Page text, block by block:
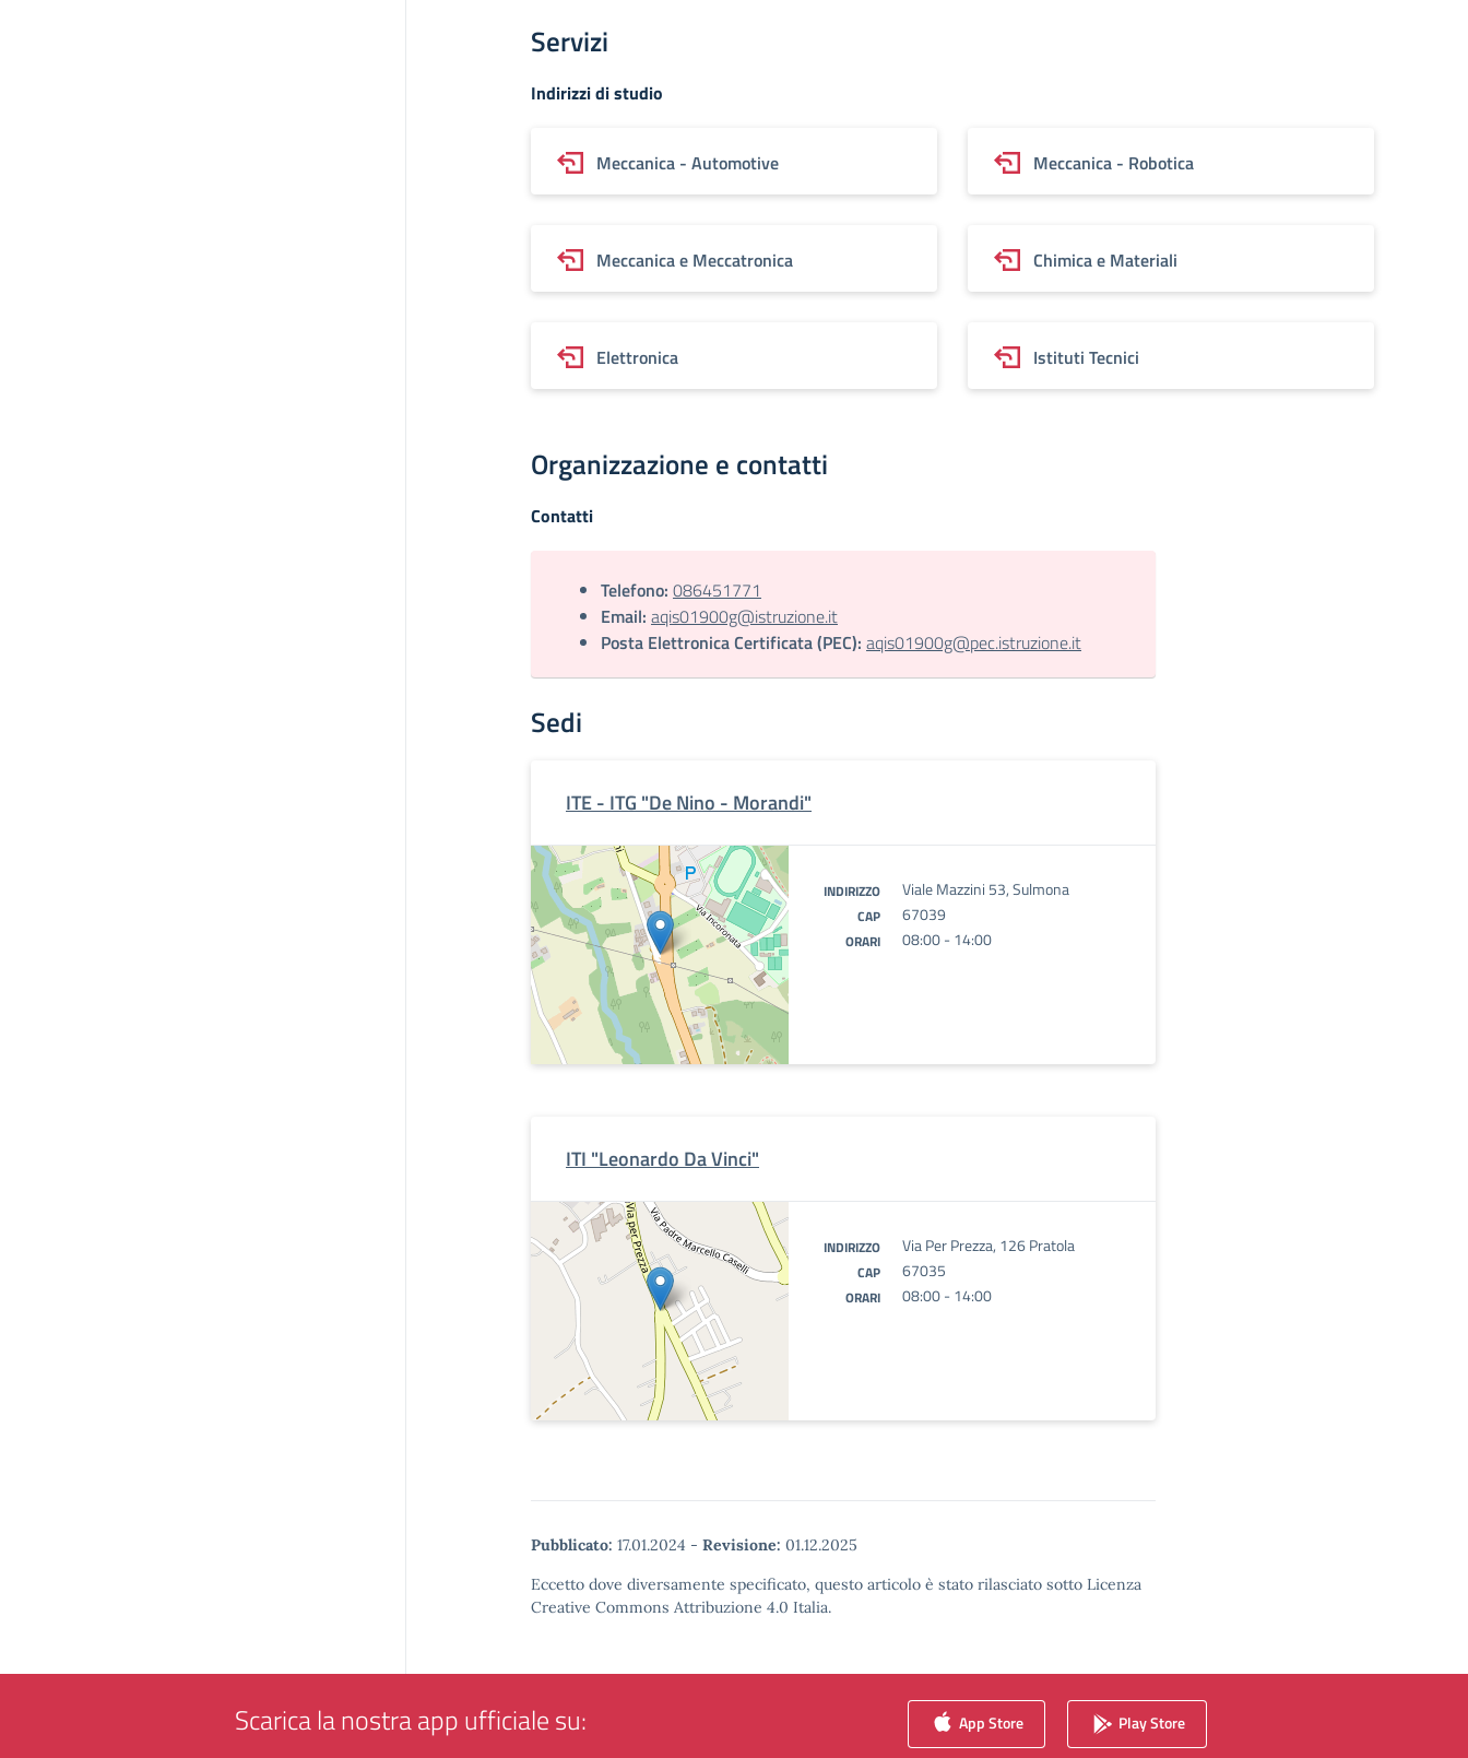
Servizi
Indirizzi di studio
Meccanica - Automotive Meccanica - Robotica
Meccanica e Meccatronica Chimica e Materiali
Elettronica Istituti Tecnici
Organizzazione e contatti
Contatti
Telefono: 086451771
Email: aqis01900g@istruzione.it
Posta Elettronica Certificata (PEC): aqis01900g@pec.istruzione.it
Sedi
ITE - ITG "De Nino - Morandi"
INDIRIZZO Viale Mazzini 53, Sulmona
CAP 67039
ORARI 08:00 - 14:00
ITI "Leonardo Da Vinci"
INDIRIZZO Via Per Prezza, 126 Pratola
CAP 67035
ORARI 08:00 - 14:00
Pubblicato: 17.01.2024 - Revisione: 01.12.2025
Eccetto dove diversamente specificato, questo articolo è stato rilasciato sotto Licenza
Creative Commons Attribuzione 4.0 Italia.
Scarica la nostra app ufficiale su: App Store Play Store